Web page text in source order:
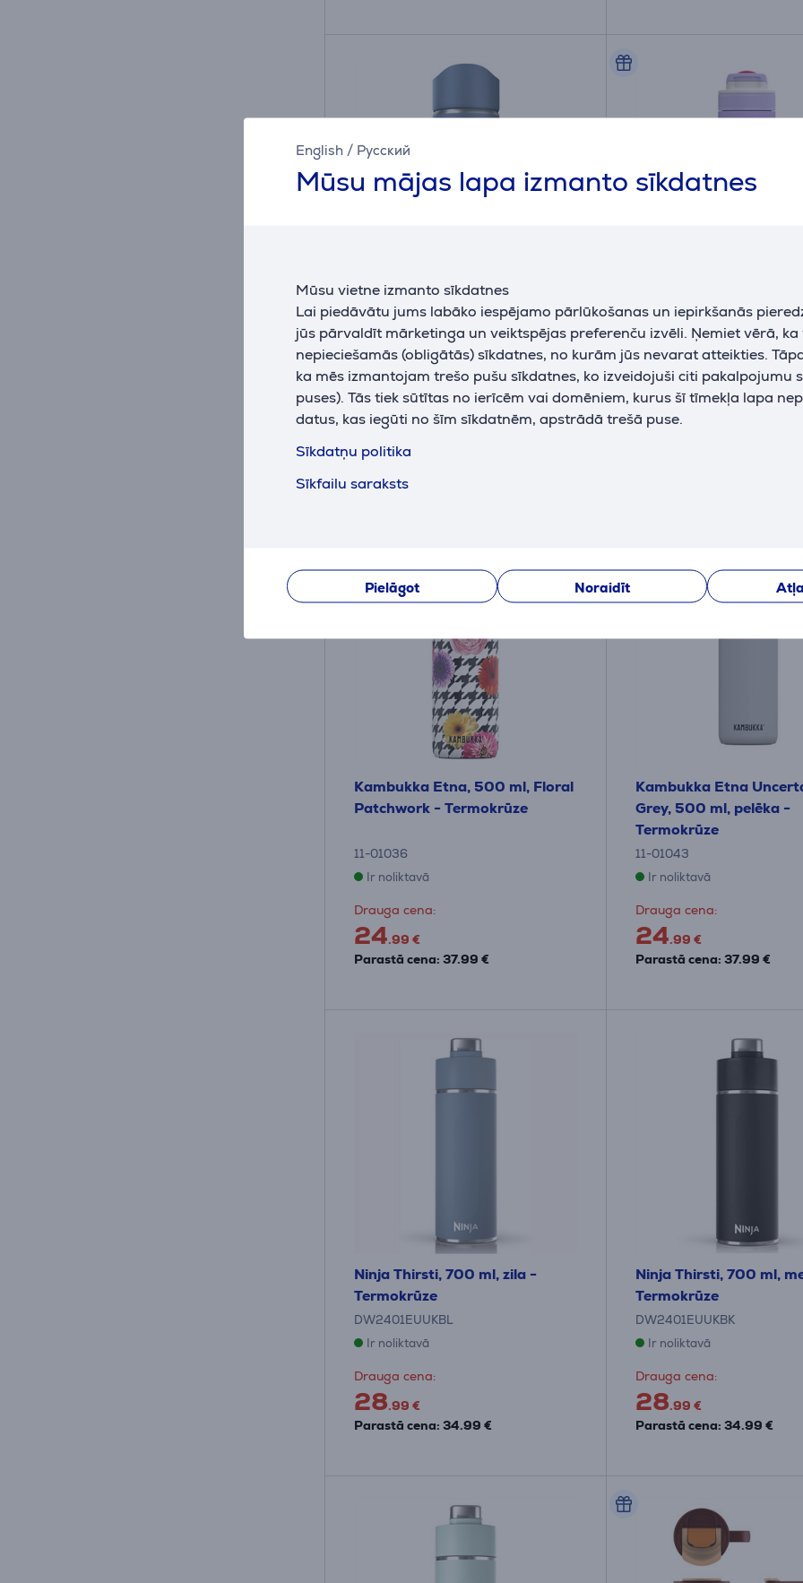
English / Русский
Mūsu mājas lapa izmanto sīkdatnes
Mūsu vietne izmanto sīkdatnes
Lai piedāvātu jums labāko iespējamo pārlūkošanas un iepirkšanās
jūs pārvaldīt mārketinga un veiktspējas preferenču izvēli. Ņemiet vērā,
nepieciešamās (obligātās) sīkdatnes, no kurām jūs nevarat atteikties.
ka mēs izmantojam trešo pušu sīkdatnes, ko izveidojuši citi pakalpojumu
puses). Tās tiek sūtītas no ierīcēm vai domēniem, kurus šī tīmekļa lapa
datus, kas iegūti no šīm sīkdatnēm, apstrādā trešā puse.
Sīkdatņu politika
Sīkfailu saraksts
Pielāgot Noraidīt
Ninja Sip Perfect, 400 ml, zila -
Termokrūze
DW1603EUUKNV
Ir noliktavā
Drauga cena:
28.99 €
600 ml, Digital
Ūdens termopudele
Ir noliktavā
Cena:
Kambukka Etna, 500 ml, Floral
Patchwork - Termokrūze
11-01036
Ir noliktavā
Drauga cena:
24.99 €
Parastā cena: 37.99 €
Kambukka Etna
Grey, 500 ml, pelēka -
Termokrūze
11-01043
Ir noliktavā
Drauga cena:
24.99 €
Parastā cena: 37.99 €
Ninja Thirsti, 700 ml, zila -
Termokrūze
DW2401EUUKBL
Ir noliktavā
Drauga cena:
28.99 €
Parastā cena: 34.99 €
Ninja Thirsti, 700 ml,
Termokrūze
DW2401EUUKBK
Ir noliktavā
Drauga cena:
28.99 €
Parastā cena: 34.99 €